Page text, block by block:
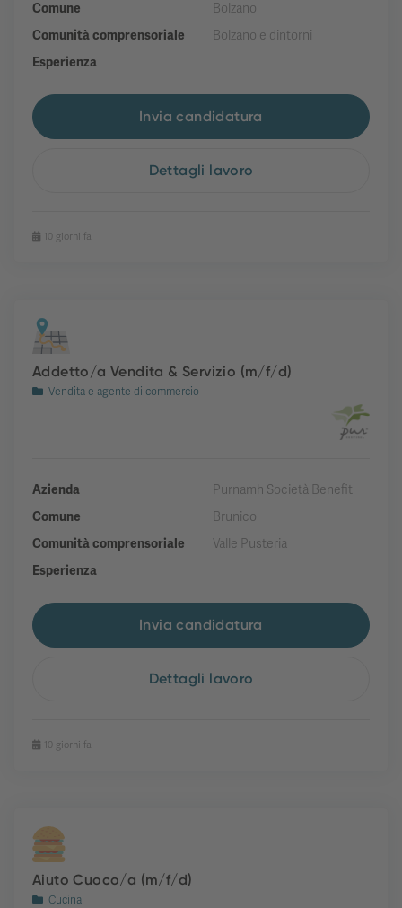
Comune
Bolzano
Comunità comprensoriale
Bolzano e dintorni
Esperienza
Invia candidatura
Dettagli lavoro
10 giorni fa
Addetto/a Vendita & Servizio (m/f/d)
Vendita e agente di commercio
Azienda
Purnamh Società Benefit
Comune
Brunico
Comunità comprensoriale
Valle Pusteria
Esperienza
Invia candidatura
Dettagli lavoro
10 giorni fa
Aiuto Cuoco/a (m/f/d)
Cucina